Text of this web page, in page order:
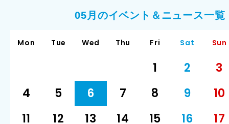
05月のイベント＆ニュース一
Mon Tue Wed Thu Fri Sat Sun
1 2
3
4
5 6 7 8 9
10
11
12 13 14 15 16
17